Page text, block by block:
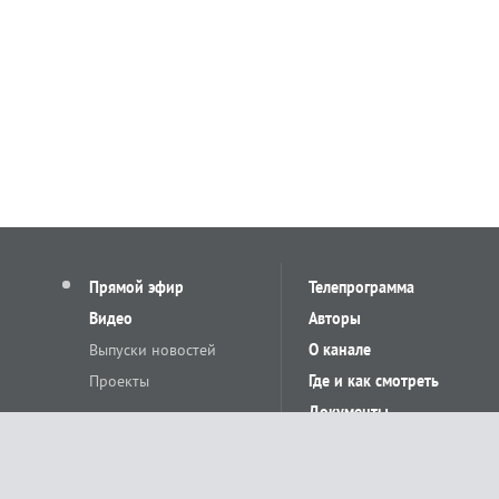
Прямой эфир
Видео
Выпуски новостей
Проекты
Телепрограмма
Авторы
О канале
Где и как смотреть
Документы